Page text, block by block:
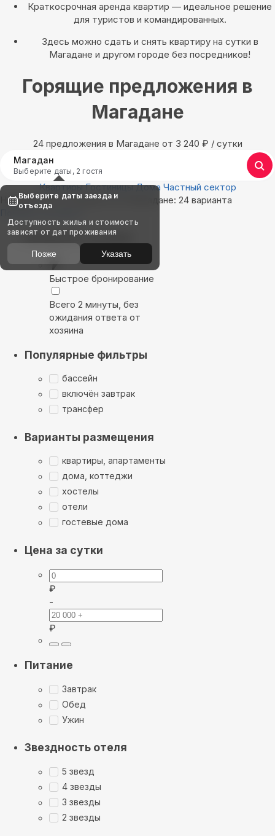
Краткосрочная аренда квартир — идеальное решение
для туристов и командированных.
Здесь можно сдать и снять квартиру на сутки в
Магадане и другом городе без посредников!
Горящие предложения в
Магадане
24 предложения в Магадане oт 3 240 ₽ / сутки
Магадан
Выберите даты, 2 гостя
Квартиры Гостиницы Дома Частный сектор
Найдём, где остановиться в Магадане: 24 варианта
Показать на карте
Выбирайте лучшее
Быстрое бронирование
Всего 2 минуты, без
ожидания ответа от
хозяина
Популярные фильтры
бассейн
включён завтрак
трансфер
Варианты размещения
квартиры, апартаменты
дома, коттеджи
хостелы
отели
гостевые дома
Цена за сутки
₽
-
₽
Питание
Завтрак
Обед
Ужин
Звездность отеля
5 звезд
4 звезды
3 звезды
2 звезды
Выберите даты заезда и
отъезда
Доступность жилья и стоимость
зависят от дат проживания
Позже Указать